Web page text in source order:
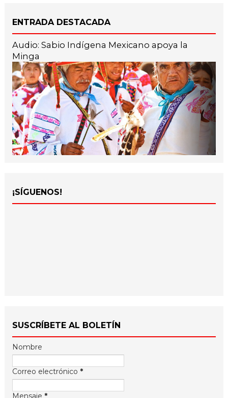
ENTRADA DESTACADA
Audio: Sabio Indígena Mexicano apoya la
Minga
¡SÍGUENOS!
SUSCRÍBETE AL BOLETÍN
Nombre
Correo electrónico *
Mensaje *